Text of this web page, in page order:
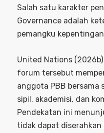
Salah satu karakter
Governance adalah
pemangku
United Nations
forum tersebut
anggota PBB bersama
sipil, akademisi, dan
Pendekatan ini
tidak dapat diserahkan